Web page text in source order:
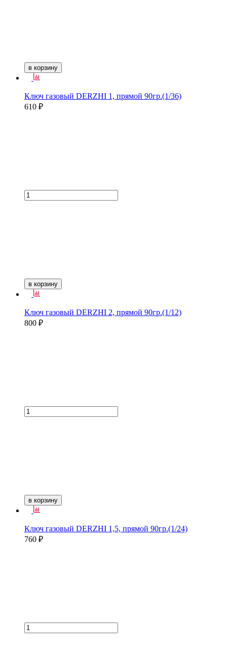
в корзину
Ключ газовый DERZHI 1, прямой 90гр.(1/36)
610 ₽
в корзину
Ключ газовый DERZHI 2, прямой 90гр.(1/12)
800 ₽
в корзину
Ключ газовый DERZHI 1,5, прямой 90гр.(1/24)
760 ₽